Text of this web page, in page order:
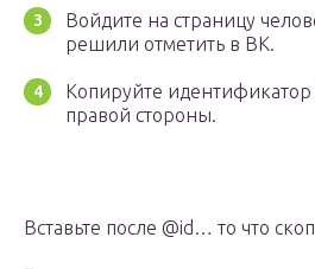
Войдите на страницу
решили отметить в ВК.
Копируйте
правой стороны.
Вставьте после @id… то что